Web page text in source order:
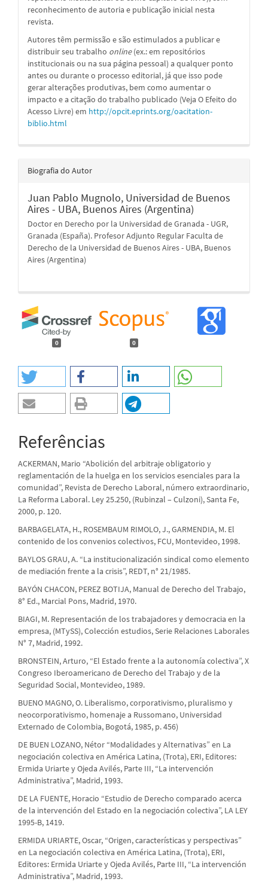
reconhecimento de autoria e publicação inicial nesta
revista.
Autores têm permissão e são estimulados a publicar e
distribuir seu trabalho online(ex.: em repositórios
institucionais ou na sua página pessoal) a qualquer ponto
antes ou durante o processo editorial, já que isso pode
gerar alterações produtivas, bem como aumentar o
impacto e a citação do trabalho publicado (Veja O Efeito do
Acesso Livre) em http://opcit.eprints.org/oacitation-
biblio.html
Biografia do Autor
Juan Pablo Mugnolo, Universidad de Buenos
Aires - UBA, Buenos Aires (Argentina)
Doctor en Derecho por la Universidad de Granada - UGR,
Granada (España). Profesor Adjunto Regular Faculta de
Derecho de la Universidad de Buenos Aires - UBA, Buenos
Aires (Argentina)
0 0
Referências
ACKERMAN, Mario “Abolición del arbitraje obligatorio y
reglamentación de la huelga en los servicios esenciales para la
comunidad”, Revista de Derecho Laboral, número extraordinario,
La Reforma Laboral. Ley 25.250, (Rubinzal – Culzoni), Santa Fe,
2000, p. 120.
BARBAGELATA, H., ROSEMBAUM RIMOLO, J., GARMENDIA, M. El
contenido de los convenios colectivos, FCU, Montevideo, 1998.
BAYLOS GRAU, A. “La institucionalización sindical como elemento
de mediación frente a la crisis”, REDT, n° 21/1985.
BAYÓN CHACON, PEREZ BOTIJA, Manual de Derecho del Trabajo,
8° Ed., Marcial Pons, Madrid, 1970.
BIAGI, M. Representación de los trabajadores y democracia en la
empresa, (MTySS), Colección estudios, Serie Relaciones Laborales
N° 7, Madrid, 1992.
BRONSTEIN, Arturo, “El Estado frente a la autonomía colectiva”, X
Congreso Iberoamericano de Derecho del Trabajo y de la
Seguridad Social, Montevideo, 1989.
BUENO MAGNO, O. Liberalismo, corporativismo, pluralismo y
neocorporativismo, homenaje a Russomano, Universidad
Externado de Colombia, Bogotá, 1985, p. 456)
DE BUEN LOZANO, Nétor “Modalidades y Alternativas” en La
negociación colectiva en América Latina, (Trota), ERI, Editores:
Ermida Uriarte y Ojeda Avilés, Parte III, “La intervención
Administrativa”, Madrid, 1993.
DE LA FUENTE, Horacio “Estudio de Derecho comparado acerca
de la intervención del Estado en la negociación colectiva”, LA LEY
1995-B, 1419.
ERMIDA URIARTE, Oscar, “Origen, características y perspectivas”
en La negociación colectiva en América Latina, (Trota), ERI,
Editores: Ermida Uriarte y Ojeda Avilés, Parte III, “La intervención
Administrativa”, Madrid, 1993.